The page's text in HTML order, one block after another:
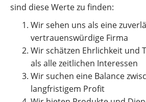
sind diese Werte zu finden:
Wir sehen uns als eine
vertrauenswürdige Firma
Wir schätzen Ehrlichkeit und
als alle zeitlichen Interessen
Wir suchen eine Balance
langfristigem Profit